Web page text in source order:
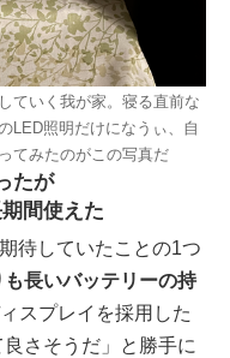
ていく我が家。寝る直前な
LED照明だけになうぃ、自
てみたのがこの写真だ
たが
間使えた
待していたことの1つ
長いバッテリーの持
スプレイを採用した
さそうだ」と勝手に